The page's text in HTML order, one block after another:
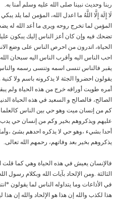
ربنا وحديث نبينا صلى الله عليه وسلم أمنا به.
لَا إِلَهَ إِلَّا اللَّهُ ما اعدل الله، المؤمن لما
المؤمن لما تخرج روحه ويرى ما أعد الله له
تضحك فيه وإن كان أعز الناس إليك يبكون
الحياة، اتدرون من احرص الناس على وضع
احب الناس اليه وأقرب الناس اليه سبحان
يقبر فالناس تنسى اسمه وتنسى رسمه
يقولون احضروا الجثة لا يذكرونه باسم ولا
أمره طويت أوراقه خرج من هذه الحياة ولم
الصالح، فالصالح و السعيد في هذه الحياة
كم من إنسان ميت وهو حي بين الناس
عليهم ويذكروهم بخير وكم من إنسان حي
أحدا بشيء ،وهو حي لا يذكره احدهم بشئ
يذكروهم بخير بعد وفاتهم، رحمهم الله تعالى.
فالإنسان يعيش في هذه الحياة وهي كما قلت
الثالثة .ومن الإلحاد بآيات الله وبكلام رسول
في الأذاعات وما يتداوله الناس لما يقولون
هذا لكذب والله إن هذا هو الإلحاد والله إن هذا